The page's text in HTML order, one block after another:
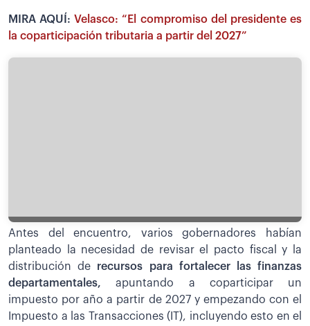
MIRA AQUÍ:Velasco: “El compromiso del presidente es
la coparticipación tributaria a partir del 2027”
Antes del encuentro, varios gobernadores habían
planteado la necesidad de revisar el pacto fiscal y la
distribución de recursos para fortalecer las finanzas
departamentales, apuntando a coparticipar un
impuesto por año a partir de 2027 y empezando con el
Impuesto a las Transacciones (IT), incluyendo esto en el